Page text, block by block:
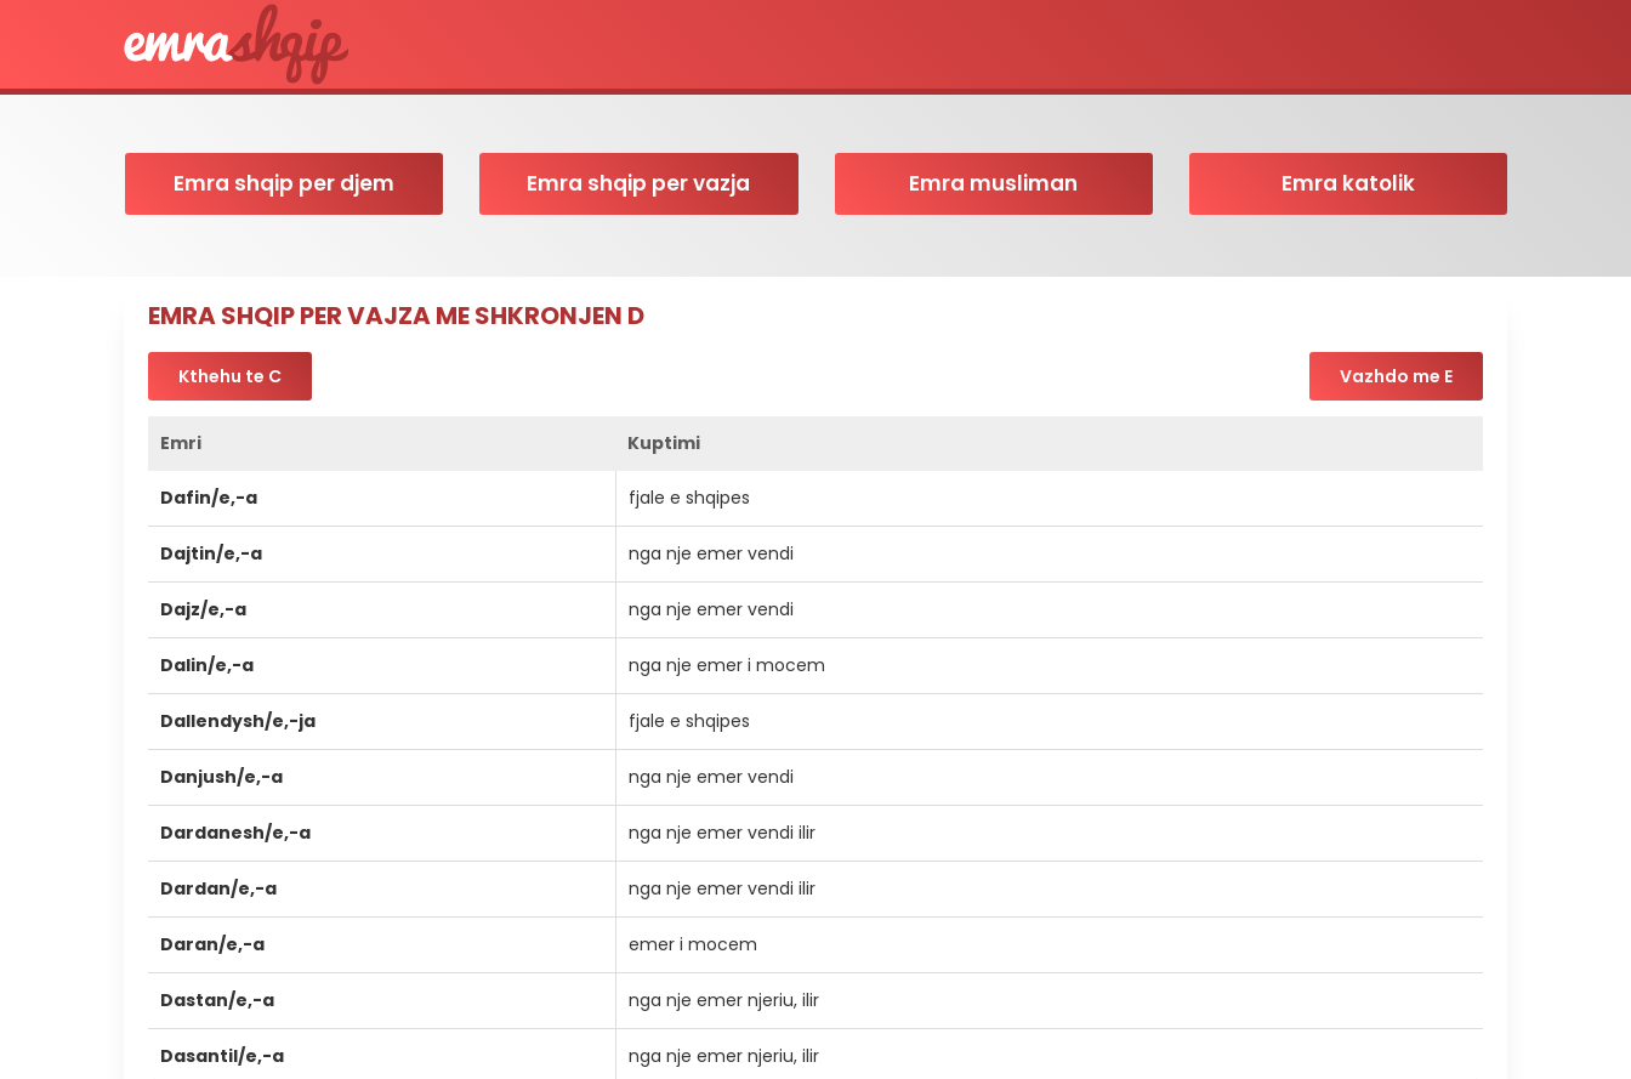
Emra shqip per djem Emra shqip per vazja Emra musliman Emra katolik
EMRA SHQIP PER VAJZA ME SHKRONJEN D
Kthehu te C Vazhdo me E
Emri Kuptimi
Dafin/e,-a fjale e shqipes
Dajtin/e,-a nga nje emer vendi
Dajz/e,-a nga nje emer vendi
Dalin/e,-a nga nje emer i mocem
Dallendysh/e,-ja fjale e shqipes
Danjush/e,-a nga nje emer vendi
Dardanesh/e,-a nga nje emer vendi ilir
Dardan/e,-a nga nje emer vendi ilir
Daran/e,-a emer i mocem
Dastan/e,-a nga nje emer njeriu, ilir
Dasantil/e,-a nga nje emer njeriu, ilir